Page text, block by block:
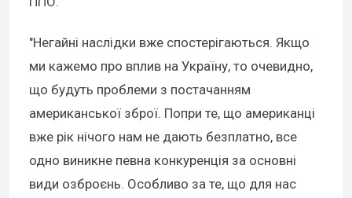
"Негайні наслідки вже спостерігаються. Якщо
ми кажемо про вплив на Україну, то очевидно,
що будуть проблеми з постачанням
американської зброї. Попри те, що американці
вже рік нічого нам не дають безплатно, все
одно виникне певна конкуренція за основні
види озброєнь. Особливо за те, що для нас